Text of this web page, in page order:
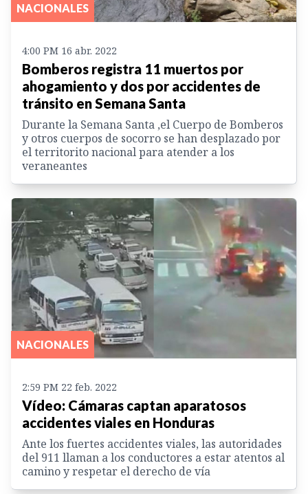
NACIONALES
4:00 PM 16 abr. 2022
Bomberos registra 11 muertos por
ahogamiento y dos por accidentes de
tránsito en Semana Santa
Durante la Semana Santa ,el Cuerpo de Bomberos
y otros cuerpos de socorro se han desplazado por
el territorito nacional para atender a los
veraneantes
NACIONALES
2:59 PM 22 feb. 2022
Vídeo: Cámaras captan aparatosos
accidentes viales en Honduras
Ante los fuertes accidentes viales, las autoridades
del 911 llaman a los conductores a estar atentos al
camino y respetar el derecho de vía